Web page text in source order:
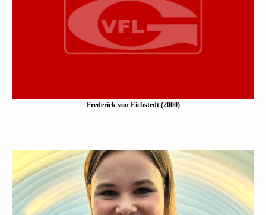
(2000)
Eine Kurzbeschreibung folgt…
Mehr erfahen
Frederick von Eichstedt (2000)
Marina Koop (2000)